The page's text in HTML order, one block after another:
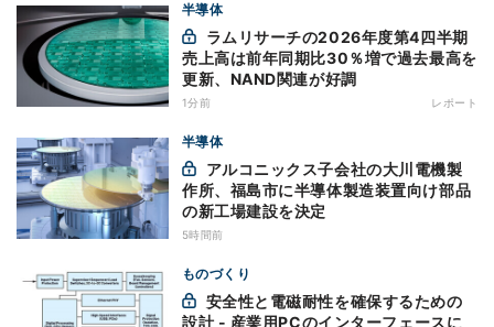
半導体
売上高は前年同期比30％増で過去最高を
更新、NAND関連が好調
1分前 レポート
半導体
作所、福島市に半導体製造装置向け部品
の新工場建設を決定
5時間前
ものづくり
設計 - 産業用PCのインターフェースに